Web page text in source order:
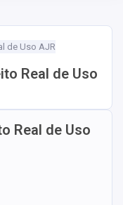
de Uso AJR
Real de Uso
Real de Uso